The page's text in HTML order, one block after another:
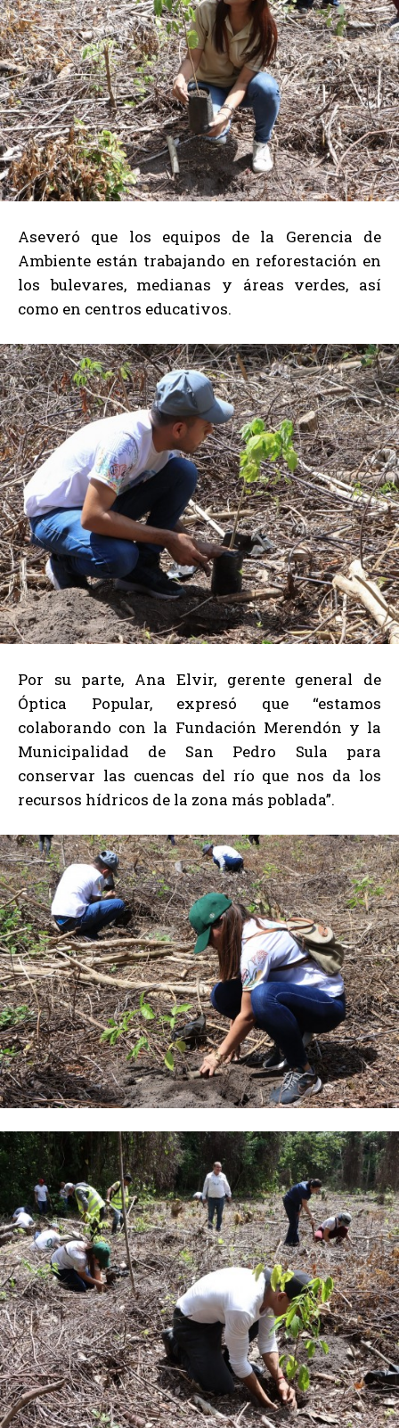
Aseveró que los equipos de la Gerencia de
Ambiente están trabajando en reforestación en
los bulevares, medianas y áreas verdes, así
como en centros educativos.
Por su parte, Ana Elvir, gerente general de
Óptica Popular, expresó que “estamos
colaborando con la Fundación Merendón y la
Municipalidad de San Pedro Sula para
conservar las cuencas del río que nos da los
recursos hídricos de la zona más poblada”.